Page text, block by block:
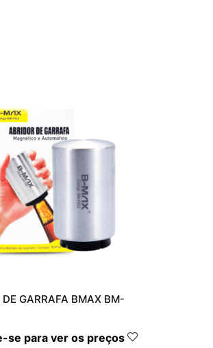
DE GARRAFA BMAX BM-
se para ver os preços